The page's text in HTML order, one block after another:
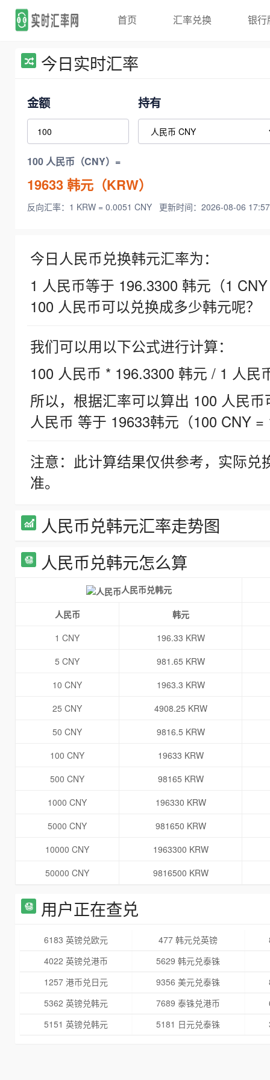
首页 汇率兑换 银行
今日实时汇率
金额 持有
100 人民币（CNY）=
19633韩元（KRW）
反向汇率：1 KRW = 0.0051 CNY 更新时间：2026-08-06
今日人民币兑换韩元汇率为：
1 人民币等于 196.3300 韩元（1
100 人民币可以兑换成多少韩元呢？
我们可以用以下公式进行计算：
100 人民币 * 196.3300 韩元 / 1 人民
所以，根据汇率可以算出 100 人民
人民币 等于 19633韩元（100 CNY =
注意：此计算结果仅供参考，实际
准。
人民币兑韩元汇率走势图
人民币兑韩元怎么算
人民币兑韩元
人民币
韩元
1 CNY
196.33 KRW
5 CNY
981.65 KRW
10 CNY
1963.3 KRW
25 CNY
4908.25 KRW
50 CNY
9816.5 KRW
100 CNY
19633 KRW
500 CNY
98165 KRW
1000 CNY
196330 KRW
5000 CNY
981650 KRW
10000 CNY
1963300 KRW
50000 CNY
9816500 KRW
用户正在查兑
6183 英镑兑欧元 477 韩元兑英镑
4022 英镑兑港币
5629 韩元兑泰铢
1257 港币兑日元
9356 美元兑泰铢
5362 英镑兑韩元
7689 泰铢兑港币
5151 英镑兑韩元
5181 日元兑泰铢